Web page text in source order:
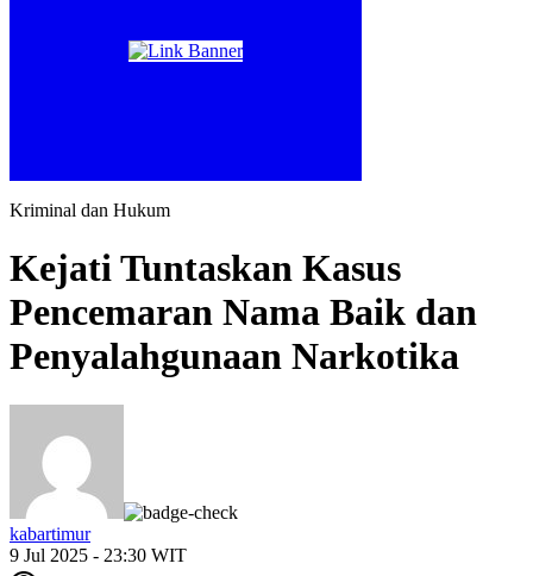
Kriminal dan Hukum
Kejati Tuntaskan Kasus
Pencemaran Nama Baik dan
Penyalahgunaan Narkotika
kabartimur
9 Jul 2025 - 23:30 WIT